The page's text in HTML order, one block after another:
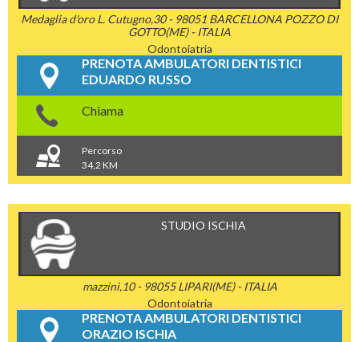
Medaglia d'oro L. Cutugno,30 - 98051 BARCELLONA POZZO DI
GOTTO(ME) - ITALIA
Odontoiatria
PRENOTA AMBULATORI DENTISTICI
EDUARDO RUSSO
Chiama
Percorso
34,2 KM
STUDIO ISCHIA
mazzini,10 - 98055 LIPARI(ME) - ITALIA
Odontoiatria
PRENOTA AMBULATORI DENTISTICI
ORAZIO ISCHIA